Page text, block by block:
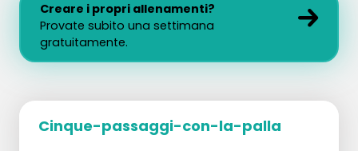
Creare i propri allenamenti?
Provate subito una settimana
gratuitamente.
Cinque-passaggi-con-la-palla